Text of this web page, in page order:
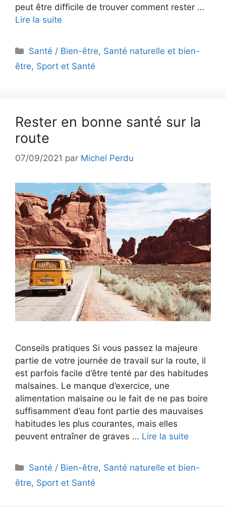
peut être difficile de trouver comment rester …
Lire la suite
Catégories
Santé / Bien-être, Santé naturelle et bien-
être, Sport et Santé
Rester en bonne santé sur la
route
07/09/2021 par Michel Perdu
Conseils pratiques Si vous passez la majeure
partie de votre journée de travail sur la route, il
est parfois facile d’être tenté par des habitudes
malsaines. Le manque d’exercice, une
alimentation malsaine ou le fait de ne pas boire
suffisamment d’eau font partie des mauvaises
habitudes les plus courantes, mais elles
peuvent entraîner de graves … Lire la suite
Catégories
Santé / Bien-être, Santé naturelle et bien-
être, Sport et Santé